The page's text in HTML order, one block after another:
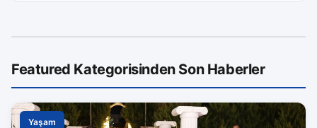
Featured Kategorisinden Son Haberler
Yaşam